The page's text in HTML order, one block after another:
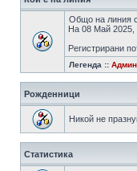
Общо на линия
На 08 Май
Регистрирани
Легенда ::
Рожденници
Никой не
Статистика